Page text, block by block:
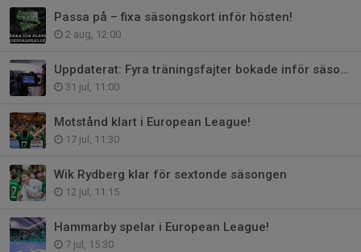
Passa på – fixa säsongskort inför hösten!
2 aug, 12:00
Uppdaterat: Fyra träningsfajter bokade inför säsongen
31 jul, 11:00
Motstånd klart i European League!
17 jul, 11:30
Wik Rydberg klar för sextonde säsongen
12 jul, 11:15
Hammarby spelar i European League!
7 jul, 15:30